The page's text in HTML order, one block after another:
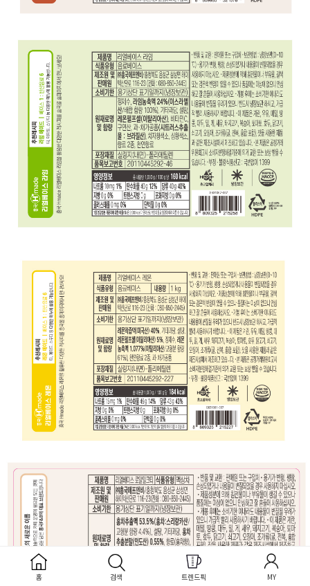
홈 검색 트렌드픽 MY